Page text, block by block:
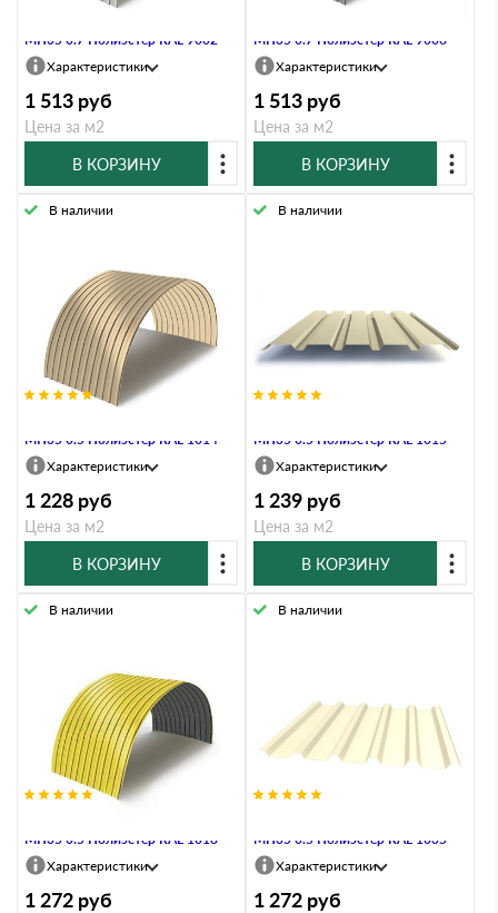
МП35 0.7 Полиэстер RAL 9002
Характеристики
1 513 руб
Цена за м2
В КОРЗИНУ
МП35 0.7 Полиэстер RAL 9006
Характеристики
1 513 руб
Цена за м2
В КОРЗИНУ
МП35 0.5 Полиэстер RAL 1014
В наличии
Характеристики
1 228 руб
Цена за м2
В КОРЗИНУ
МП35 0.5 Полиэстер RAL 1015
В наличии
Характеристики
1 239 руб
Цена за м2
В КОРЗИНУ
МП35 0.5 Полиэстер RAL 1018
В наличии
Характеристики
1 272 руб
МП35 0.5 Полиэстер RAL 1035
В наличии
Характеристики
1 272 руб